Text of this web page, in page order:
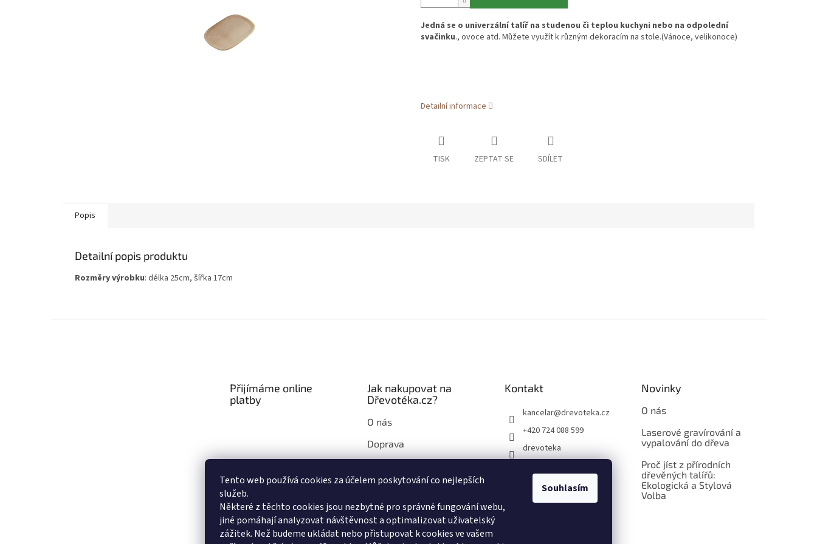
Tento web používá cookies za účelem poskytování co nejlepších
služeb.
Některé z těchto cookies jsou nezbytné pro správné fungování webu,
jiné pomáhají analyzovat návštěvnost a optimalizovat uživatelský
zážitek. Než budeme ukládat nebo přistupovat k cookies ve vašem
Souhlasím
Jedná se o univerzální talíř na studenou či teplou kuchyni nebo na odpolední
svačinku., ovoce atd. Můžete využít k různým dekoracím na stole.(Vánoce, velikonoce)
Detailní informace
TISK ZEPTAT SE SDÍLET
Popis
Detailní popis produktu
Rozměry výrobku: délka 25cm, šířka 17cm
Přijímáme online
platby
Jak nakupovat na
Dřevotéka.cz?
O nás
Doprava
Dřevotéka.cz
Kontakt
kancelar@drevoteka.cz
+420 724 088 599
drevoteka
Novinky
O nás
Laserové gravírování a
vypalování do dřeva
Proč jíst z přírodních
dřevěných talířů:
Ekologická a Stylová
Volba